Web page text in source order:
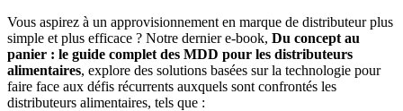
Vous aspirez à un approvisionnement en marque de distributeur plus
simple et plus efficace ? Notre dernier e-book, Du concept au
panier : le guide complet des MDD pour les distributeurs
alimentaires, explore des solutions basées sur la technologie pour
faire face aux défis récurrents auxquels sont confrontés les
distributeurs alimentaires, tels que :